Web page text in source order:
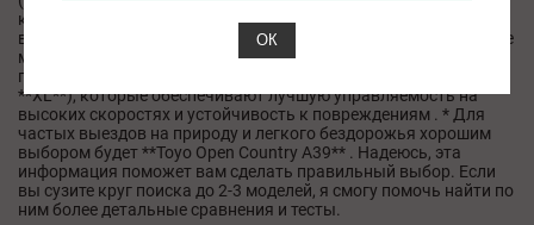
которой предназначена шина. 3. **Учитывайте стиль
вождения.** * Для спокойной городской езды подойдут любые
модели из списка. * Для активного вождения стоит
присмотреться к шинам с усиленной боковиной (обозначение
**XL**), которые обеспечивают лучшую управляемость на
высоких скоростях и устойчивость к повреждениям . * Для
частых выездов на природу и легкого бездорожья хорошим
выбором будет **Toyo Open Country A39** . Надеюсь, эта
информация поможет вам сделать правильный выбор. Если
вы сузите круг поиска до 2-3 моделей, я смогу помочь найти по
ним более детальные сравнения и тесты.
ОК